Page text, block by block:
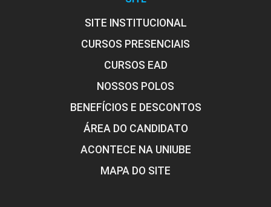
MOVIMENTO HUMANO E LUDICIDADE
45
PLANEJAMENTO DE CARREIRA EM SAÚDE
SITE INSTITUCIONAL
CURSOS PRESENCIAIS
CURSOS EAD
NOSSOS POLOS
BENEFÍCIOS E DESCONTOS
ÁREA DO CANDIDATO
ACONTECE NA UNIUBE
MAPA DO SITE